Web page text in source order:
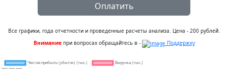
Оплатить
Все графики, года отчетности и проведенные расчеты анализа. Цена - 200 рублей.
Внимание при вопросах обращайтесь в - Поддержку